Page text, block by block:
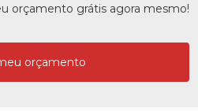
orçamento grátis agora mesmo!
orçamento